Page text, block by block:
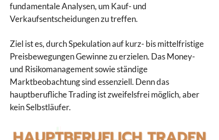
fundamentale Analysen, um Kauf- und
Verkaufsentscheidungen zu treffen.
Ziel ist es, durch Spekulation auf kurz- bis mittelfristige
Preisbewegungen Gewinne zu erzielen. Das Money-
und Risikomanagement sowie ständige
Marktbeobachtung sind essenziell. Denn das
hauptberufliche Trading ist zweifelsfrei möglich, aber
kein Selbstläufer.